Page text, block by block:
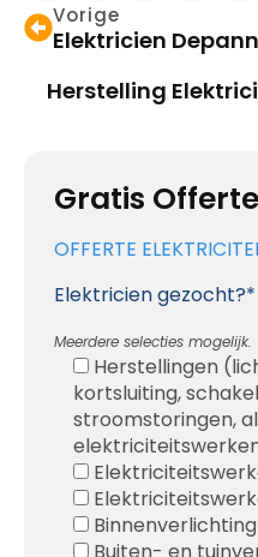
Gratis Offerte
OFFERTE
Elektricien gezocht?*
Meerdere selecties mogelijk.
Herstellingen
kortsluiting,
stroomstoringen,
Binnenverlichting
Vorige
Elektricien
Herstelling